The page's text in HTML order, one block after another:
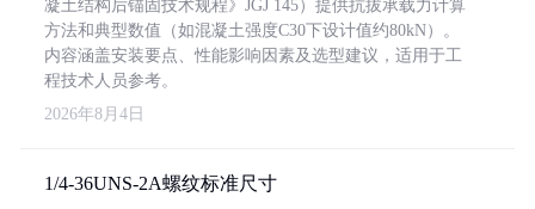
凝土结构后锚固技术规程》JGJ 145）提供抗拔承载力计算
方法和典型数值（如混凝土强度C30下设计值约80kN）。
内容涵盖安装要点、性能影响因素及选型建议，适用于工
程技术人员参考。
2026年8月4日
1/4-36UNS-2A螺纹标准尺寸